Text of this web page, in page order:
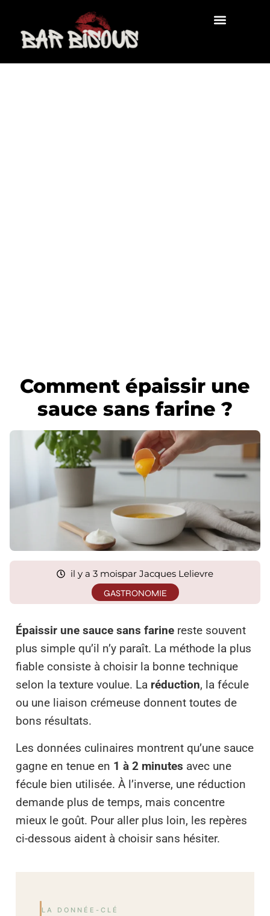
Comment épaissir une
sauce sans farine ?
il y a 3 moispar Jacques Lelievre
GASTRONOMIE
Épaissir une sauce sans farine reste souvent
plus simple qu’il n’y paraît. La méthode la plus
fiable consiste à choisir la bonne technique
selon la texture voulue. La réduction, la fécule
ou une liaison crémeuse donnent toutes de
bons résultats.
Les données culinaires montrent qu’une sauce
gagne en tenue en 1 à 2 minutes avec une
fécule bien utilisée. À l’inverse, une réduction
demande plus de temps, mais concentre
mieux le goût. Pour aller plus loin, les repères
ci-dessous aident à choisir sans hésiter.
LA DONNÉE-CLÉ